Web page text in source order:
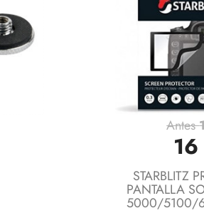
Vista
Antes
STARBLITZ
PANTALLA
5000/5100/